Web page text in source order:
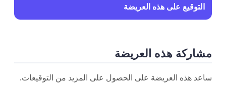
Petition
التوقيع على هذه العريضة
مشاركة هذه العريضة
ساعد هذه العريضة على الحصول على المزيد من التوقيعات.